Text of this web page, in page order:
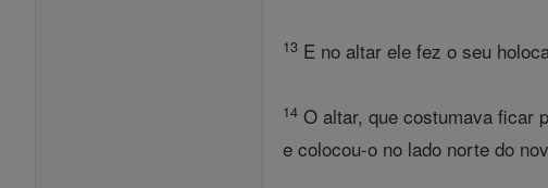
13 E no altar ele fez o seu
14 O altar, que costumava ficar
e colocou-o no lado norte do